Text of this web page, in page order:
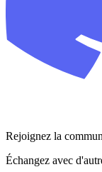
Rejoignez la
Échangez avec